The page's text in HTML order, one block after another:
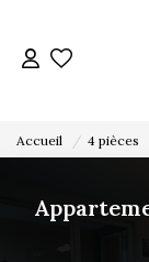
Accueil 4 pièces